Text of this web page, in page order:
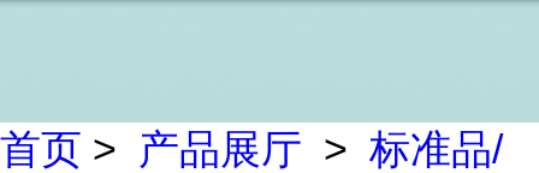
首页 > 产品展厅 > 标准品/